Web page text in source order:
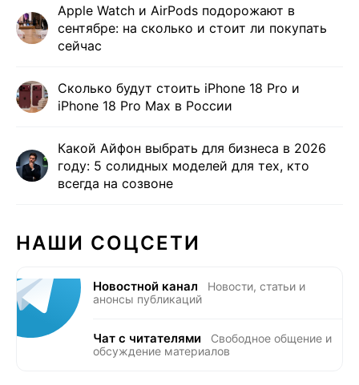
Apple Watch и AirPods подорожают в
сентябре: на сколько и стоит ли покупать
сейчас
Сколько будут стоить iPhone 18 Pro и
iPhone 18 Pro Max в России
Какой Айфон выбрать для бизнеса в 2026
году: 5 солидных моделей для тех, кто
всегда на созвоне
НАШИ СОЦСЕТИ
Новостной канал
Новости, статьи и
анонсы публикаций
Чат с читателями
Свободное общение и
обсуждение материалов